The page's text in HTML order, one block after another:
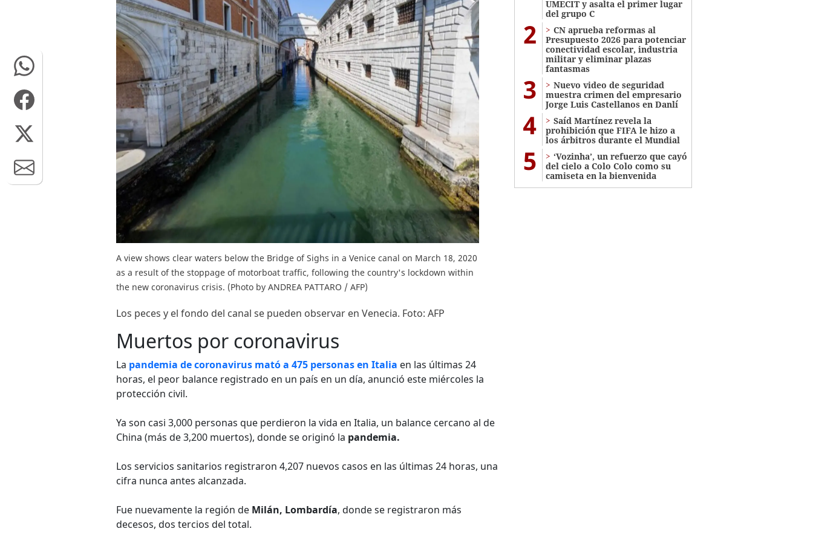
A view shows clear waters below the Bridge of Sighs in a Venice canal on March 18, 2020
as a result of the stoppage of motorboat traffic, following the country's lockdown within
the new coronavirus crisis. (Photo by ANDREA PATTARO / AFP)
Los peces y el fondo del canal se pueden observar en Venecia. Foto: AFP
Muertos por coronavirus
La pandemia de coronavirus mató a 475 personas en Italia en las últimas 24
horas, el peor balance registrado en un país en un día, anunció este miércoles la
protección civil.
Ya son casi 3,000 personas que perdieron la vida en Italia, un balance cercano al de
China (más de 3,200 muertos), donde se originó la pandemia.
Los servicios sanitarios registraron 4,207 nuevos casos en las últimas 24 horas, una
cifra nunca antes alcanzada.
Fue nuevamente la región de Milán, Lombardía, donde se registraron más
decesos, dos tercios del total.
UMECIT y asalta el primer lugar
del grupo C
2
CN aprueba reformas al
Presupuesto 2026 para potenciar
conectividad escolar, industria
militar y eliminar plazas
fantasmas
3
Nuevo video de seguridad
muestra crimen del empresario
Jorge Luis Castellanos en Danlí
4
Saíd Martínez revela la
prohibición que FIFA le hizo a
los árbitros durante el Mundial
5
‘Vozinha’, un refuerzo que cayó
del cielo a Colo Colo como su
camiseta en la bienvenida